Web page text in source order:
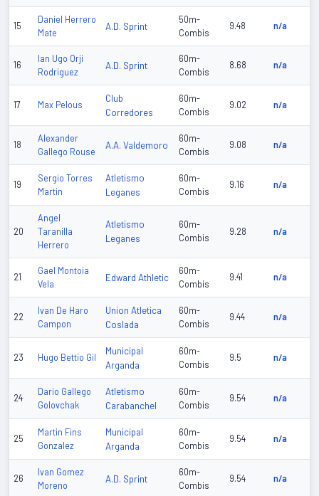
15
Daniel Herrero
Mate
A.D. Sprint
50m-
Combis
9.48 n/a
16
Ian Ugo Orji
Rodriguez
A.D. Sprint
60m-
Combis
8.68 n/a
17 Max Pelous
Club
Corredores
60m-
Combis
9.02 n/a
18
Alexander
Gallego Rouse
A.A. Valdemoro
60m-
Combis
9.08 n/a
19
Sergio Torres
Martin
Atletismo
Leganes
60m-
Combis
9.16 n/a
20
Angel
Taranilla
Herrero
Atletismo
Leganes
60m-
Combis
9.28 n/a
21
Gael Montoia
Vela
Edward Athletic
60m-
Combis
9.41 n/a
22
Ivan De Haro
Campon
Union Atletica
Coslada
60m-
Combis
9.44 n/a
23 Hugo Bettio Gil
Municipal
Arganda
60m-
Combis
9.5 n/a
24
Dario Gallego
Golovchak
Atletismo
Carabanchel
60m-
Combis
9.54 n/a
25
Martin Fins
Gonzalez
Municipal
Arganda
60m-
Combis
9.54 n/a
26
Ivan Gomez
Moreno
A.D. Sprint
60m-
Combis
9.54 n/a